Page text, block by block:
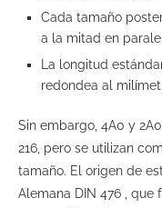
Cada tamaño
a la mitad en
La longitud
redondea al
Sin embargo, 4A0 y
216, pero se utilizan
tamaño. El origen de
Alemana DIN 476 ,